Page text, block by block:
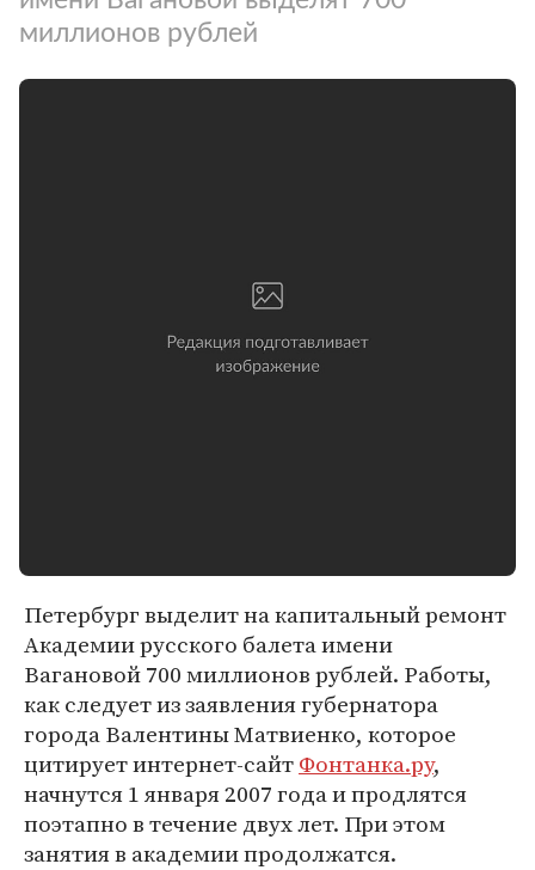
миллионов рублей
Петербург выделит на капитальный ремонт
Академии русского балета имени
Вагановой 700 миллионов рублей. Работы,
как следует из заявления губернатора
города Валентины Матвиенко, которое
цитирует интернет-сайтФонтанка.ру,
начнутся 1 января 2007 года и продлятся
поэтапно в течение двух лет. При этом
занятия в академии продолжатся.